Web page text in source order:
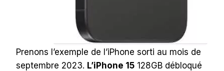
Prenons l’exemple de l’iPhone sorti au mois de
septembre 2023. L’iPhone 15 128GB débloqué